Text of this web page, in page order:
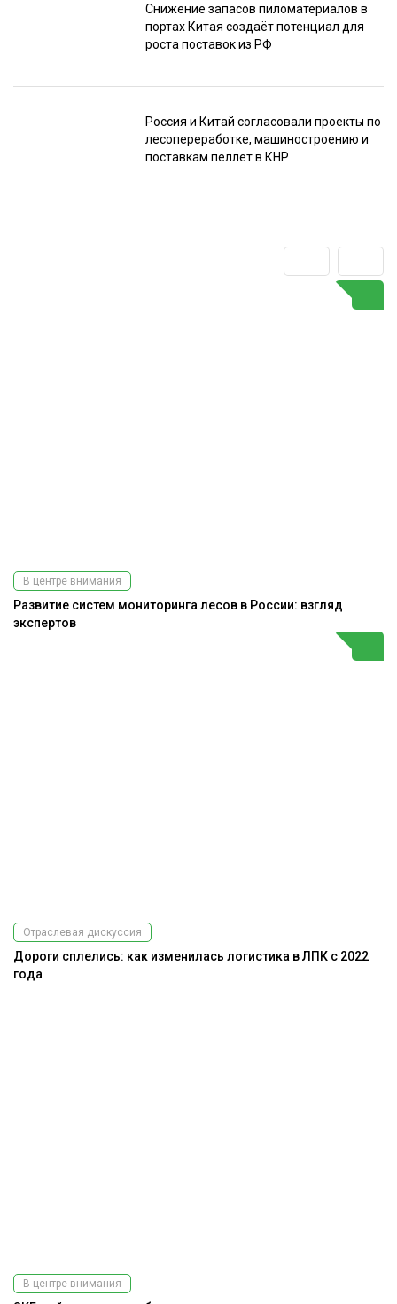
Снижение запасов пиломатериалов в
портах Китая создаёт потенциал для
роста поставок из РФ
Россия и Китай согласовали проекты по
лесопереработке, машиностроению и
поставкам пеллет в КНР
В центре внимания
Развитие систем мониторинга лесов в России: взгляд
экспертов
Отраслевая дискуссия
Дороги сплелись: как изменилась логистика в ЛПК с 2022
года
В центре внимания